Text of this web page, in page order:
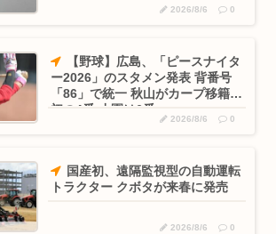
市早苗の態度が非常に良いと話題
、1年で1600万人が引退・・・
性、238個の複アカで少年ジャンプグッズを
中学生おじさん” 「若いではなく幼い」「酒
2026/8/6 0
【野球】広島、「ピースナイタ
ー2026」のスタメン発表 背番号
「86」で統一 秋山がカープ移籍後
初の4番 小園は6番
2026/8/6 0
国産初、遠隔監視型の自動運転
トラクター クボタが来春に発売
2026/8/6 0